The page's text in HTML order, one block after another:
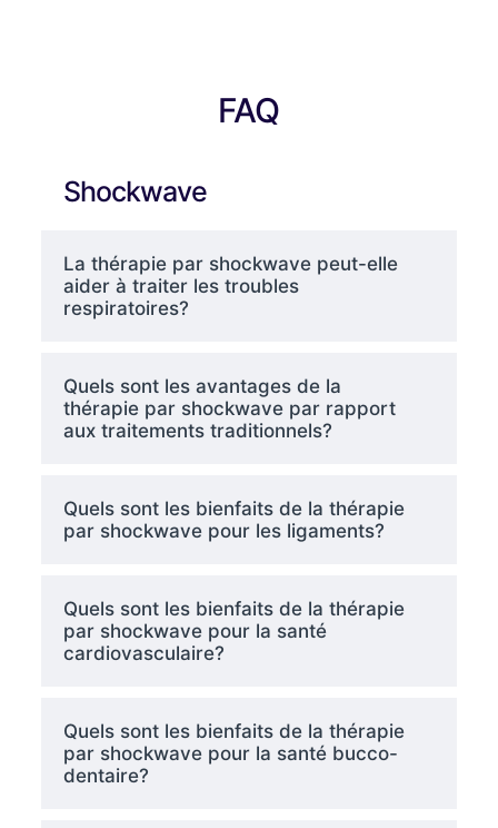
FAQ
Shockwave
La thérapie par shockwave peut-elle
aider à traiter les troubles
respiratoires?
Quels sont les avantages de la
thérapie par shockwave par rapport
aux traitements traditionnels?
Quels sont les bienfaits de la thérapie
par shockwave pour les ligaments?
Quels sont les bienfaits de la thérapie
par shockwave pour la santé
cardiovasculaire?
Quels sont les bienfaits de la thérapie
par shockwave pour la santé bucco-
dentaire?